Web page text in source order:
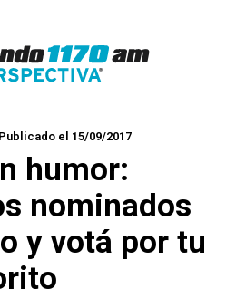
Publicado el 15/09/2017
humor:
nominados
y votá por tu